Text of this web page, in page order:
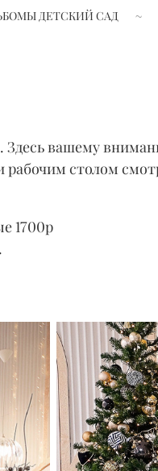
ДЕТСКИЙ САД
вашему
столом
1700р